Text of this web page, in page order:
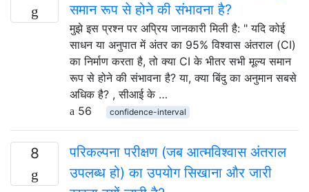
समान रूप से होने की संभावना है?
मुझे इस प्रश्न पर अप्रिय जानकारी मिली है: " यदि कोई
साधन या अनुपात में अंतर का 95% विश्वास अंतराल (CI)
का निर्माण करता है, तो क्या CI के भीतर सभी मूल्य समान
रूप से होने की संभावना है? या, क्या बिंदु का अनुमान सबसे
अधिक है? , सीआई के …
56
confidence-interval
8
परिकल्पना परीक्षण (जब आत्मविश्वास अंतराल
उपलब्ध हो) का उपयोग सिखाना और जारी